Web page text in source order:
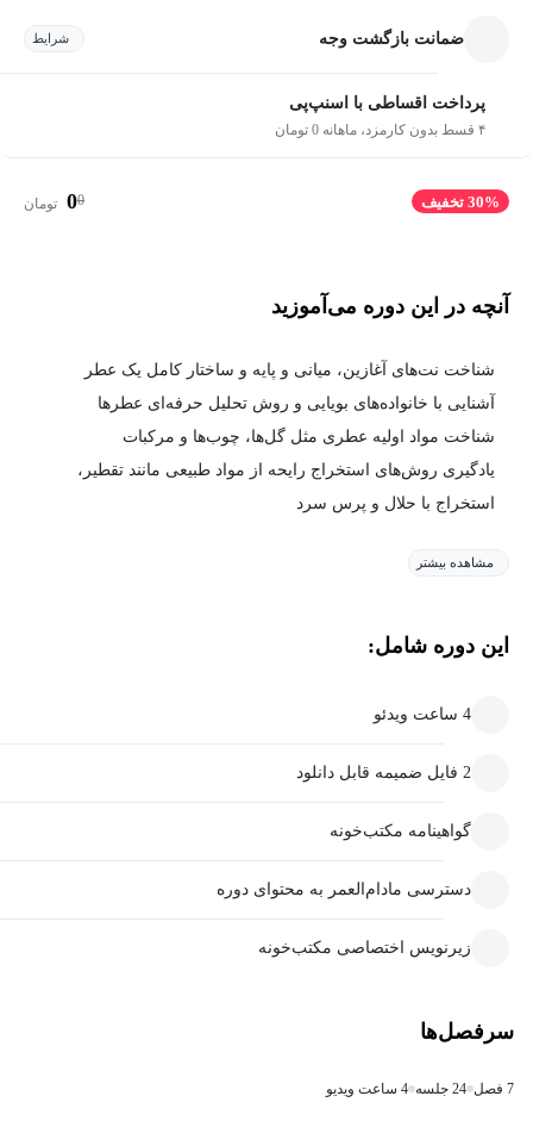
ضمانت بازگشت وجه شرایط
پرداخت اقساطی با اسنپ‌پی
۴ قسط بدون کارمزد، ماهانه 0 تومان
30% تخفیف 0
0 تومان
آنچه در این دوره می‌آموزید
شناخت نت‌های آغازین، میانی و پایه و ساختار کامل یک عطر
آشنایی با خانواده‌های بویایی و روش تحلیل حرفه‌ای عطرها
شناخت مواد اولیه عطری مثل گل‌ها، چوب‌ها و مرکبات
یادگیری روش‌های استخراج رایحه از مواد طبیعی مانند تقطیر،
استخراج با حلال و پرس سرد
مشاهده بیشتر
این دوره شامل:
4 ساعت ویدئو
2 فایل ضمیمه قابل دانلود
گواهینامه مکتب‌خونه
دسترسی مادام‌العمر به محتوای دوره
زیرنویس اختصاصی مکتب‌خونه
سرفصل‌ها
7 فصل 24 جلسه 4 ساعت ویدیو